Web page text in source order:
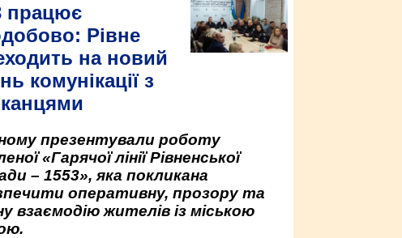
працює
Рівне
на новий
комунікації з
презентували роботу
«Гарячої лінії Рівненської
– 1553», яка покликана
оперативну, прозору та
взаємодію жителів із міською